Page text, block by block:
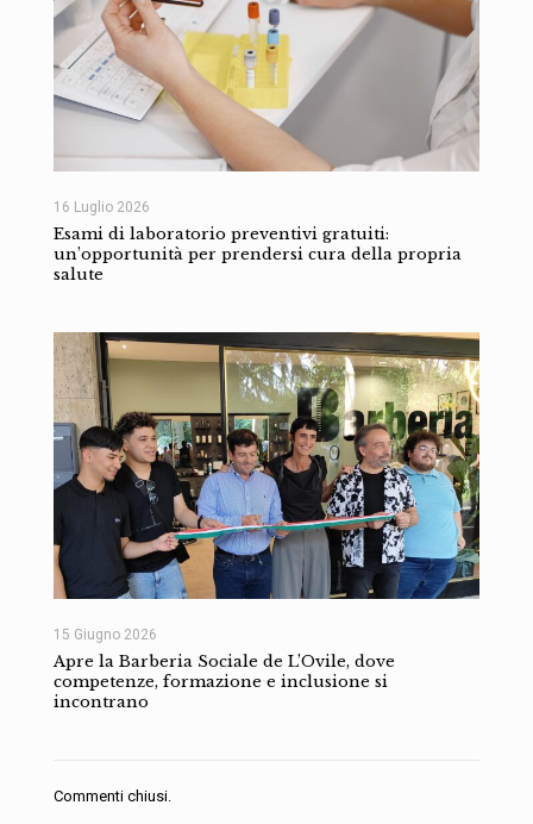
16 Luglio 2026
Esami di laboratorio preventivi gratuiti:
un’opportunità per prendersi cura della propria
salute
15 Giugno 2026
Apre la Barberia Sociale de L’Ovile, dove
competenze, formazione e inclusione si
incontrano
Commenti chiusi.